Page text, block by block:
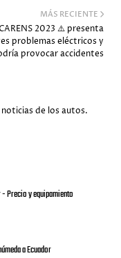
MÁS RECIENTE
2023 ⚠️ presenta
problemas eléctricos y
provocar accidentes
de los autos.
Precio y equipamiento
a Ecuador